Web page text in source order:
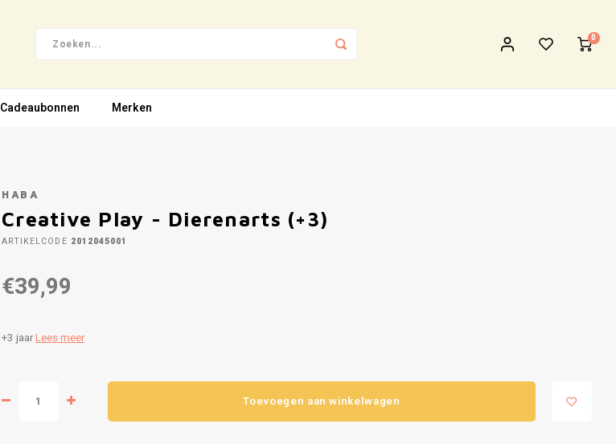
0
Cadeaubonnen Merken
HABA
Creative Play - Dierenarts (+3)
ARTIKELCODE 2012045001
€39,99
+3 jaarLees meer
Toevoegen aan winkelwagen